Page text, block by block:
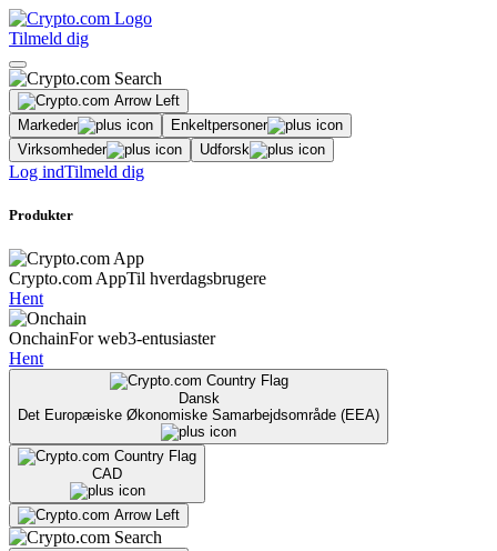
Tilmeld dig
Markeder
Enkeltpersoner
Virksomheder
Udforsk
Log indTilmeld dig
Produkter
Crypto.com AppTil hverdagsbrugere
Hent
OnchainFor web3-entusiaster
Hent
Dansk
Det Europæiske Økonomiske Samarbejdsområde (EEA)
CAD